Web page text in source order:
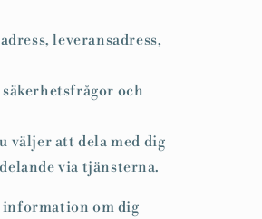
leveransadress,
och
väljer att dela med dig
via tjänsterna.
information om dig